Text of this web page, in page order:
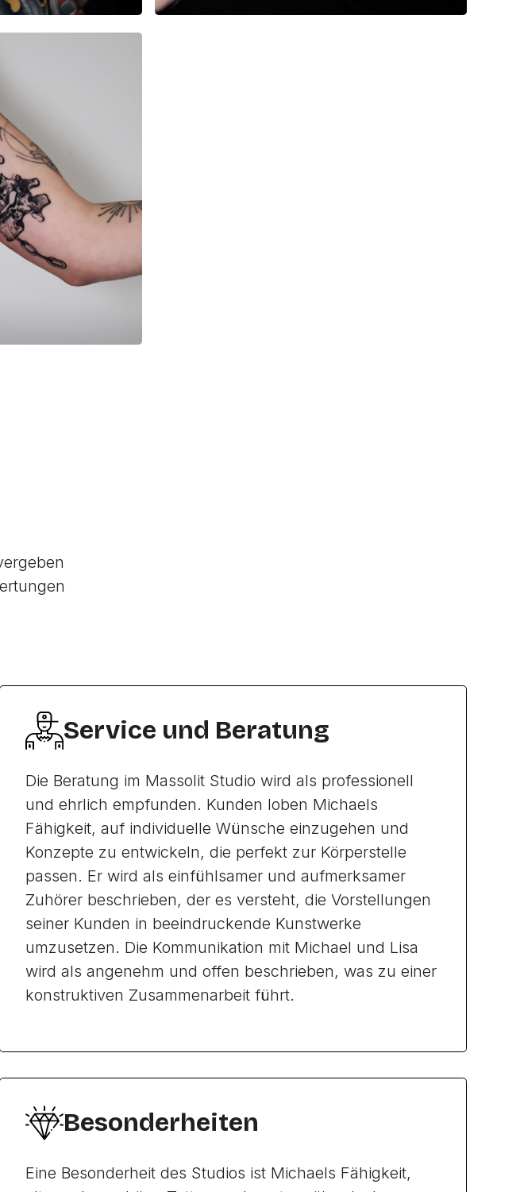
Service und Beratung
Die Beratung im Massolit Studio wird als professionell
und ehrlich empfunden. Kunden loben Michaels
Fähigkeit, auf individuelle Wünsche einzugehen und
Konzepte zu entwickeln, die perfekt zur Körperstelle
passen. Er wird als einfühlsamer und aufmerksamer
Zuhörer beschrieben, der es versteht, die Vorstellungen
seiner Kunden in beeindruckende Kunstwerke
umzusetzen. Die Kommunikation mit Michael und Lisa
wird als angenehm und offen beschrieben, was zu einer
konstruktiven Zusammenarbeit führt.
Besonderheiten
Eine Besonderheit des Studios ist Michaels Fähigkeit,